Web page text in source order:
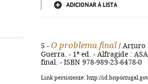
ADICIONAR À LISTA
5 - O problema final / Arturo
Guerra. - 1ª ed. - Alfragide :
final. - ISBN 978-989-23-6478-0
Link persistente: http://